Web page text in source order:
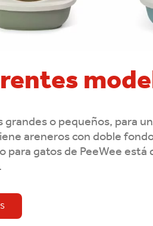
grandes o pequeños, para
areneros con doble
para gatos de PeeWee